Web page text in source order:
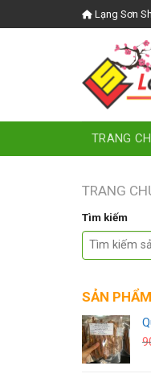
to
Lạng Sơn
TRANG
TRANG
Tìm kiếm
SẢN